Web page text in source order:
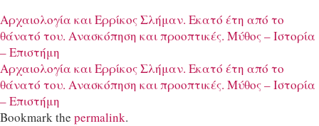
Αρχαιολογία και Ερρίκος Σλήμαν. Εκατό έτη από το
θάνατό του. Aνασκόπηση και προοπτικές. Μύθος – Ιστορία
– Επιστήμη
Αρχαιολογία και Ερρίκος Σλήμαν. Εκατό έτη από το
θάνατό του. Aνασκόπηση και προοπτικές. Μύθος – Ιστορία
– Επιστήμη
Bookmark the permalink.